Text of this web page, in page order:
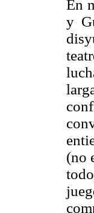
En
y
(no